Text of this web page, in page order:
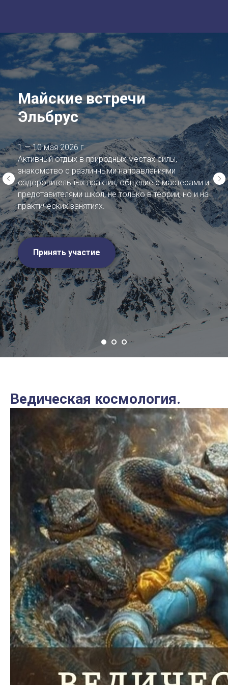
Майские встречи
Эльбрус
1 — 10 мая 2026 г.
Активный отдых в природных местах силы,
знакомство с различными направлениями
оздоровительных практик, общение с мастерами и
представителями школ, не только в теории, но и на
практических занятиях.
Принять участие
Ведическая космология.